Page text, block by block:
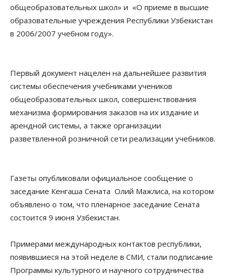
общеобразовательных школ» и «О приеме в высшие
образовательные учреждения Республики Узбекистан
в 2006/2007 учебном году».
Первый документ нацелен на дальнейшее развития
системы обеспечения учебниками учеников
общеобразовательных школ, совершенствования
механизма формирования заказов на их издание и
арендной системы, а также организации
разветвленной розничной сети реализации учебников.
Газеты опубликовали официальное сообщение о
заседание Кенгаша Сената Олий Мажлиса, на котором
объявлено о том, что пленарное заседание Сената
состоится 9 июня Узбекистан.
Примерами международных контактов республики,
появившиеся на этой неделе в СМИ, стали подписание
Программы культурного и научного сотрудничества